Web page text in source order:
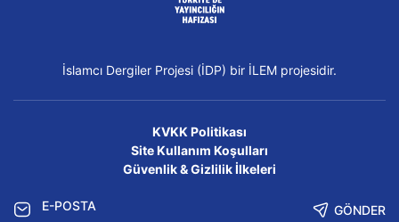
İslamcı Dergiler Projesi (İDP) bir İLEM projesidir.
KVKK Politikası
Site Kullanım Koşulları
Güvenlik & Gizlilik İlkeleri
GÖNDER